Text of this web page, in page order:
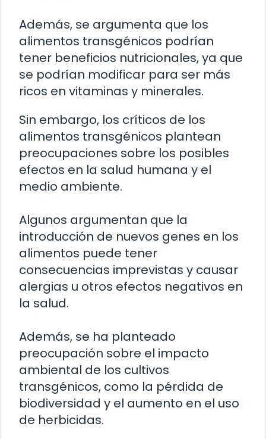
Además, se argumenta que los
alimentos transgénicos podrían
tener beneficios nutricionales, ya que
se podrían modificar para ser más
ricos en vitaminas y minerales.
Sin embargo, los críticos de los
alimentos transgénicos plantean
preocupaciones sobre los posibles
efectos en la salud humana y el
medio ambiente.
Algunos argumentan que la
introducción de nuevos genes en los
alimentos puede tener
consecuencias imprevistas y causar
alergias u otros efectos negativos en
la salud.
Además, se ha planteado
preocupación sobre el impacto
ambiental de los cultivos
transgénicos, como la pérdida de
biodiversidad y el aumento en el uso
de herbicidas.